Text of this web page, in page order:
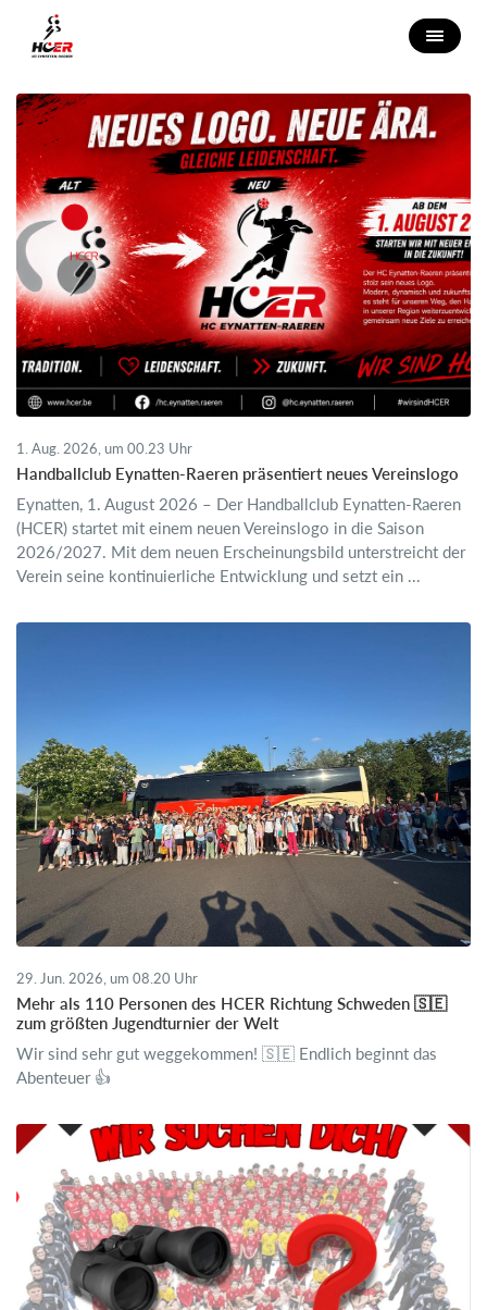
1. Aug. 2026, um 00.23 Uhr
Handballclub Eynatten-Raeren präsentiert neues Vereinslogo
Eynatten, 1. August 2026 – Der Handballclub Eynatten-Raeren
(HCER) startet mit einem neuen Vereinslogo in die Saison
2026/2027. Mit dem neuen Erscheinungsbild unterstreicht der
Verein seine kontinuierliche Entwicklung und setzt ein ...
29. Jun. 2026, um 08.20 Uhr
Mehr als 110 Personen des HCER Richtung Schweden 🇸🇪
zum größten Jugendturnier der Welt
Wir sind sehr gut weggekommen! 🇸🇪 Endlich beginnt das
Abenteuer 👍